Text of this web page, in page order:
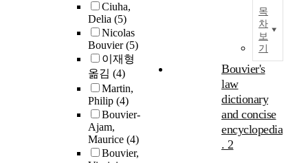
Ciuha,
Delia (5)
Nicolas
Bouvier(5)
이재형
옮김 (4)
Martin,
Philip (4)
Bouvier-
Ajam,
Maurice (4)
Bouvier,
목
차
보
기
Bouvier's
law
dictionary
and concise
encyclopedia
. 2